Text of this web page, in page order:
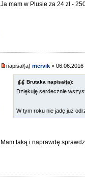
Ja mam w Plusie za 24 zł -
napisał(a)mervik » 06.06.2016
Brutaka napisał(a):
Dziękuję serdecznie
W tym roku nie jadę już
Mam taką i naprawdę